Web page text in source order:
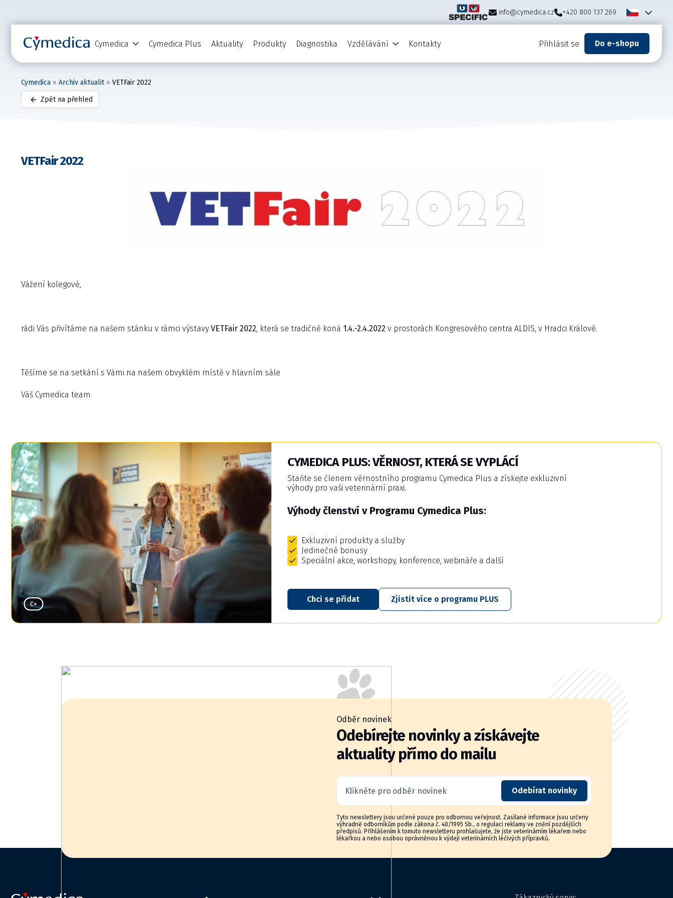
info@cymedica.cz +420 800 137 269
Cymedica Cymedica Plus Aktuality Produkty Diagnostika Vzdělávání Kontakty Přihlásit se Do e-shopu
Cymedica » Archiv aktualit» VETFair 2022
Zpět na přehled
VETFair 2022
Vážení kolegové,
rádi Vás přivítáme na našem stánku v rámci výstavy VETFair 2022, která se tradičně koná 1.4.-2.4.2022 v prostorách Kongresového centra ALDIS, v Hradci Králové.
Těšíme se na setkání s Vámi na našem obvyklém místě v hlavním sále
Váš Cymedica team
CYMEDICA PLUS: VĚRNOST, KTERÁ SE VYPLÁCÍ
Staňte se členem věrnostního programu Cymedica Plus a získejte exkluzivní
výhody pro vaši veterinární praxi.
Výhody členství v Programu Cymedica Plus:
Exkluzivní produkty a služby
Jedinečné bonusy
Speciální akce, workshopy, konference, webináře a další
Chci se přidat Zjistit více o programu PLUS
Odběr novinek
Odebírejte novinky a získávejte
aktuality přímo do mailu
Klikněte pro odběr novinek Odebírat novinky
Tyto newslettery jsou určené pouze pro odbornou veřejnost. Zasílané informace jsou určeny
výhradně odborníkům podle zákona č. 40/1995 Sb., o regulaci reklamy ve znění pozdějších
předpisů. Přihlášením k tomuto newsletteru prohlašujete, že jste veterinárním lékařem nebo
lékařkou a nebo osobou oprávněnou k výdeji veterinárních léčivých přípravků.